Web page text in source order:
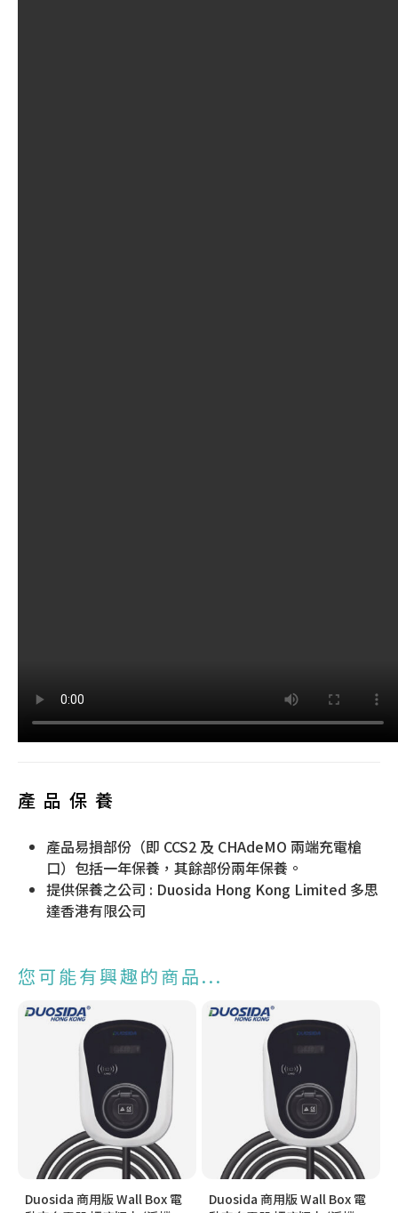
產品保養
產品易損部份（即 CCS2 及 CHAdeMO 兩端充電槍
口）包括一年保養，其餘部份兩年保養。
提供保養之公司 : Duosida Hong Kong Limited 多思
達香港有限公司
您可能有興趣的商品...
Duosida 商用版 Wall Box 電
Duosida 商用版 Wall Box 電